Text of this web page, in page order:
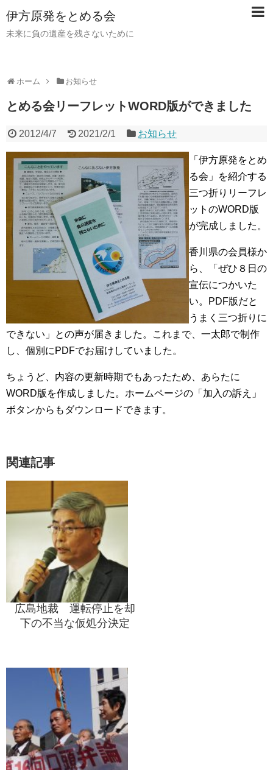
伊方原発をとめる会
未来に負の遺産を残さないために
ホーム お知らせ
とめる会リーフレットWORD版ができました
2012/4/7 2021/2/1 お知らせ
「伊方原発をとめ
る会」を紹介する
三つ折りリーフレ
ットのWORD版
が完成しました。
香川県の会員様か
ら、「ぜひ８日の
宣伝につかいた
い。PDF版だと
うまく三つ折りに
できない」との声が届きました。これまで、一太郎で制作
し、個別にPDFでお届けしていました。
ちょうど、内容の更新時期でもあったため、あらたに
WORD版を作成しました。ホームページの「加入の訴え」
ボタンからもダウンロードできます。
関連記事
広島地裁 運転停止を却
下の不当な仮処分決定